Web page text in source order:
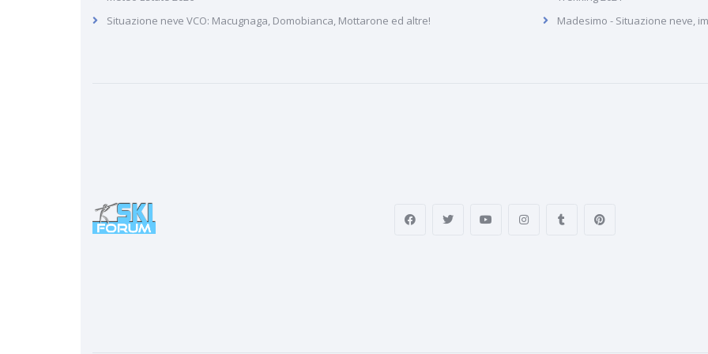
Situazione neve VCO: Macugnaga, Domobianca, Mottarone ed altre!
Madesimo - Situazione neve,